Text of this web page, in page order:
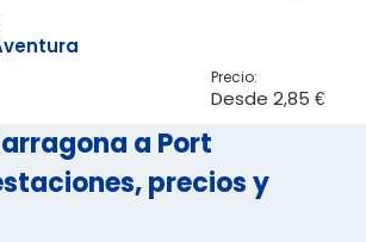
Precio:
Desde 2,85 €
a Port
precios y